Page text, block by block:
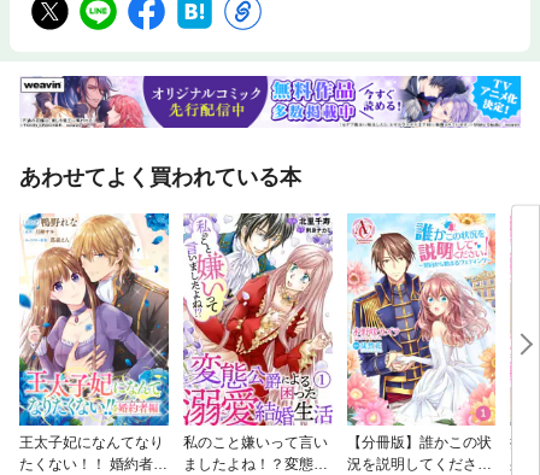
あわせてよく買われている本
王太子妃になんてなり
たくない！！ 婚約者
私のこと嫌いって言い
ましたよね！？変態公
【分冊版】誰かこの状
況を説明してくださ
授
身